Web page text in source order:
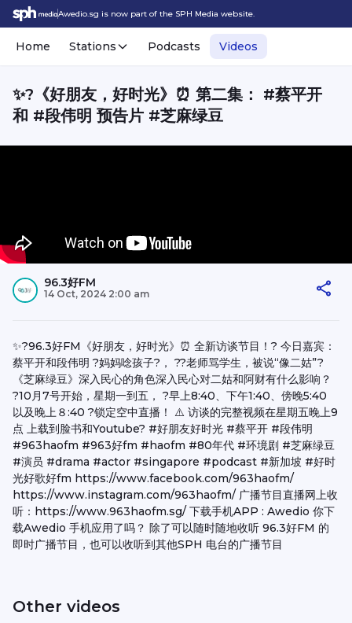
Awedio.sg is now part of the SPH Media website.
Home Stations Podcasts Videos
✨?《好朋友，好时光》⏰ 第二集： #蔡平开
和 #段伟明 预告片 #芝麻绿豆
96.3好FM
14 Oct, 2024 2:00 am
✨?96.3好FM《好朋友，好时光》⏰ 全新访谈节目！? 今日嘉宾：
蔡平开和段伟明 ?妈妈唸孩子?， ?‍?老师骂学生，被说“像二姑”?
《芝麻绿豆》深入民心的角色深入民心对二姑和阿财有什么影响？
?10月7号开始，星期一到五， ?早上8:40、下午1:40、傍晚5:40
以及晚上８:40 ?锁定空中直播！ ⚠️ 访谈的完整视频在星期五晚上9
点 上载到脸书和Youtube? #好朋友好时光 #蔡平开 #段伟明
#963haofm #963好fm #haofm #80年代 #环境剧 #芝麻绿豆
#演员 #drama #actor #singapore #podcast #新加坡 #好时
光好歌好fm https://www.facebook.com/963haofm/
https://www.instagram.com/963haofm/ 广播节目直播网上收
听：https://www.963haofm.sg/ 下载手机APP : Awedio 你下
载Awedio 手机应用了吗？ 除了可以随时随地收听 96.3好FM 的
即时广播节目，也可以收听到其他SPH 电台的广播节目
Other videos